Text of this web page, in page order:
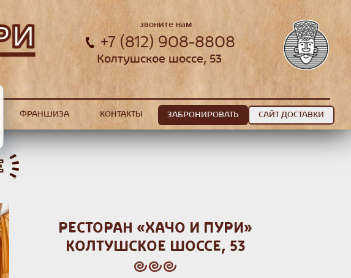
звоните нам
+7 (812) 908-8808
Колтушское шоссе, 53
ФРАНШИЗА КОНТАКТЫ ЗАБРОНИРОВАТЬ САЙТ ДОСТАВКИ
РЕСТОРАН «ХАЧО И ПУРИ»
КОЛТУШСКОЕ ШОССЕ, 53